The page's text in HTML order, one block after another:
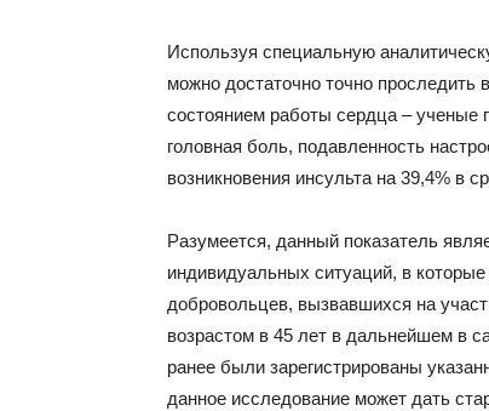
Используя специальную
можно достаточно точно
состоянием работы сердца – ученые
головная боль, подавленность
возникновения инсульта на 39,4% в
Разумеется, данный показатель
индивидуальных ситуаций, в которые
добровольцев, вызвавшихся на
возрастом в 45 лет в дальнейшем в
ранее были зарегистрированы
данное исследование может дать